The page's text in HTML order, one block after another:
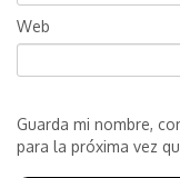
Web
Guarda mi nombre,
para la próxima vez